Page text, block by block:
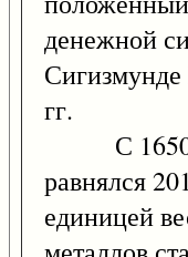
денежной
Сигизмунде
гг.
С 1650
равнялся
единицей